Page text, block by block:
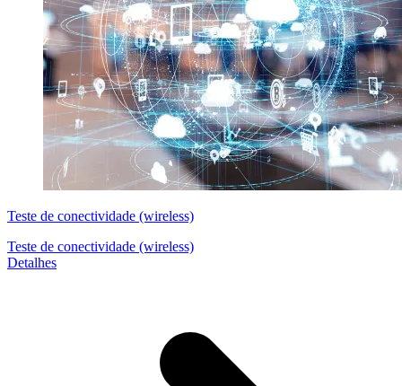
Teste de conectividade (wireless)
Teste de conectividade (wireless)
Detalhes